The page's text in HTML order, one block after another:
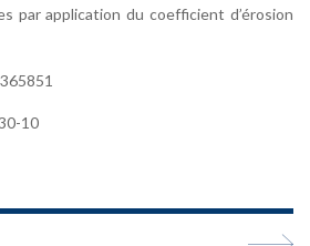
par application du coefficient d’érosion
10